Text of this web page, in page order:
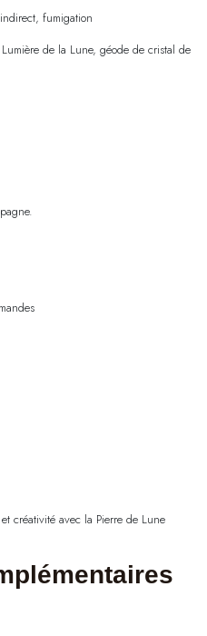
fumigation
de la Lune, géode de cristal de
créativité avec la Pierre de Lune